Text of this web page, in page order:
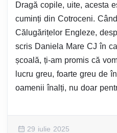
Dragă copile, uite, acesta
cuminți din Cotroceni.
Călugărițelor Engleze,
scris Daniela Mare CJ în
școală, ți-am promis că
lucru greu, foarte greu de
oamenii înalți, nu doar
29 iulie 2025